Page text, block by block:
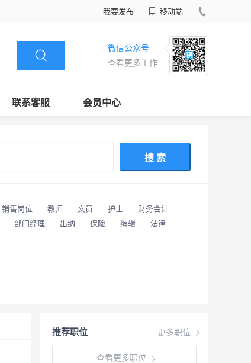
我要发布 移动端
微信公众号
查看更多工作
联系客服 会员中心
搜 索
销售岗位 教师 文员 护士
财务会计
部门经理 出纳 保险 编辑
法律
更多职位
推荐职位
查看更多职位